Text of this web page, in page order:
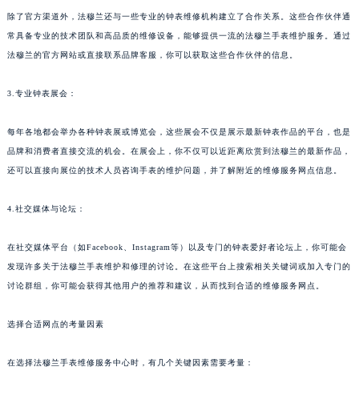
除了官方渠道外，法穆兰还与一些专业的钟表维修机构建立了合作关系。这些合作伙伴通
常具备专业的技术团队和高品质的维修设备，能够提供一流的法穆兰手表维护服务。通过
法穆兰的官方网站或直接联系品牌客服，你可以获取这些合作伙伴的信息。
3.专业钟表展会：
每年各地都会举办各种钟表展或博览会，这些展会不仅是展示最新钟表作品的平台，也是
品牌和消费者直接交流的机会。在展会上，你不仅可以近距离欣赏到法穆兰的最新作品，
还可以直接向展位的技术人员咨询手表的维护问题，并了解附近的维修服务网点信息。
4.社交媒体与论坛：
在社交媒体平台（如Facebook、Instagram等）以及专门的钟表爱好者论坛上，你可能会
发现许多关于法穆兰手表维护和修理的讨论。在这些平台上搜索相关关键词或加入专门的
讨论群组，你可能会获得其他用户的推荐和建议，从而找到合适的维修服务网点。
选择合适网点的考量因素
在选择法穆兰手表维修服务中心时，有几个关键因素需要考量：